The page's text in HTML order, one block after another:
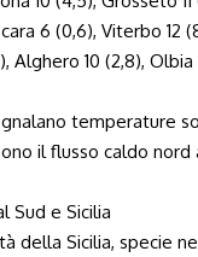
6 (0,6), Viterbo 12
Alghero 10 (2,8), Olbia
temperature
il flusso caldo nord
Sud e Sicilia
della Sicilia, specie